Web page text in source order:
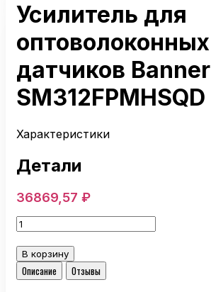
Усилитель для
оптоволоконных
датчиков Banner
SM312FPMHSQD
Характеристики
Детали
36869,57 ₽
Количество
товара
Усилитель
для
оптоволоконных
В корзину
Описание
Отзывы